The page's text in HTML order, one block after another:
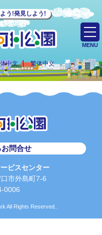
う!発見しよう!
中文 繁体中文
MENU
問合せ
ビスセンター
市外島町7-6
0006
All Rights Reserved..